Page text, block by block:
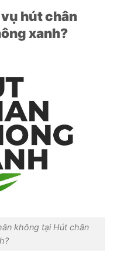
hút chân
xanh?
không tại Hút chân